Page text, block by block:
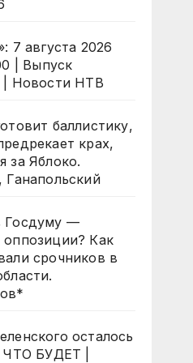
7 августа 2026
| Выпуск
| Новости НТВ
баллистику,
крах,
за Яблоко.
Ганапольский
Госдуму —
оппозиции? Как
срочников в
осталось
ЧТО БУДЕТ |